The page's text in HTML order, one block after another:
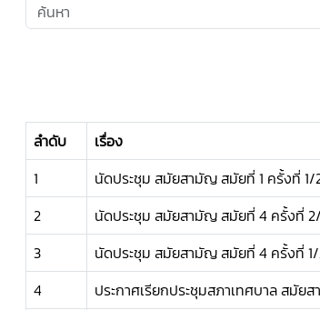
ลำดับ เรื่อง
1
นัดประชุม สมัยสามัญ สมัยที่ 1 ครั้งที่ 1/
2
นัดประชุม สมัยสามัญ สมัยที่ 4 ครั้งที่
3
นัดประชุม สมัยสามัญ สมัยที่ 4 ครั้งที่
4
ประกาศเรียกประชุมสภาเทศบาล สมั